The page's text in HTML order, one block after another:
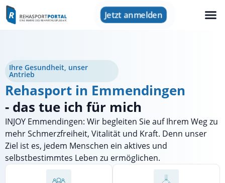
Jetzt anmelden
Ihre Gesundheit, unser
Antrieb
Rehasport in Emmendingen
- das tue ich für mich
INJOY Emmendingen: Wir begleiten Sie auf Ihrem Weg zu
mehr Schmerzfreiheit, Vitalität und Kraft. Denn unser
Ziel ist es, jedem Menschen ein aktives und
selbstbestimmtes Leben zu ermöglichen.